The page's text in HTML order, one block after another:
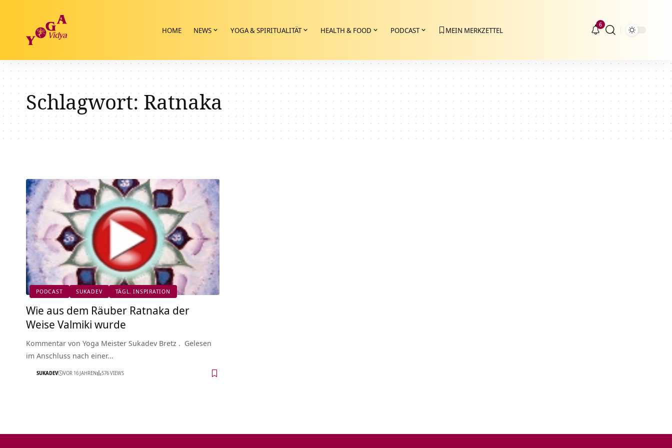
HOME NEWS YOGA & SPIRITUALITÄT HEALTH & FOOD PODCAST MEIN MERKZETTEL
6
Schlagwort:Ratnaka
PODCAST SUKADEV TÄGL. INSPIRATION
Wie aus dem Räuber Ratnaka der
Weise Valmiki wurde
Kommentar von Yoga Meister Sukadev Bretz . Gelesen
im Anschluss nach einer…
SUKADEV VOR 16 JAHREN 576 VIEWS